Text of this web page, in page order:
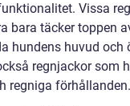
Vissa
bara täcker toppen
hundens huvud och
regnjackor som
regniga förhållanden.